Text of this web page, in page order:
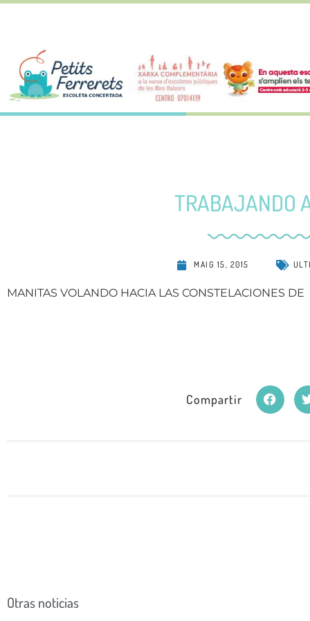
TRABAJANDO
MAIG 15, 2015
MANITAS VOLANDO HACIA LAS CONSTELACIONES
Compartir
Otras noticias